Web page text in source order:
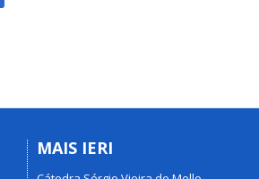
MAIS IERI